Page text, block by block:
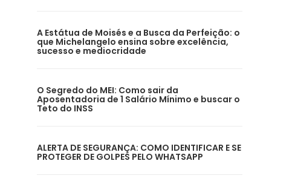
A Estátua de Moisés e a Busca da Perfeição: o
que Michelangelo ensina sobre excelência,
sucesso e mediocridade
O Segredo do MEI: Como sair da
Aposentadoria de 1 Salário Mínimo e buscar o
Teto do INSS
ALERTA DE SEGURANÇA: COMO IDENTIFICAR E SE
PROTEGER DE GOLPES PELO WHATSAPP